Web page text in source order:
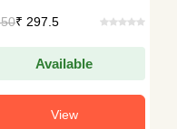
₹ 297.5
Available
View